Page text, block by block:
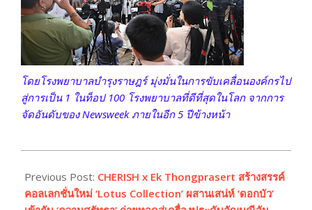
โดยโรงพยาบาลบำรุงราษฎร์ มุ่งมั่นในการขับเคลื่อนองค์กรไป
สู่การเป็น 1 ในท็อป 100 โรงพยาบาลที่ดีที่สุดในโลก จากการ
จัดอันดับของ Newsweek ภายในอีก 5 ปีข้างหน้า
02-
14
Previous Post: CHERISH x Ek Thongprasert สร้างสรรค์
คอลเลกชั่นใหม่ ‘Lotus Collection’ ผสานเสน่ห์ ‘ดอกบัว’